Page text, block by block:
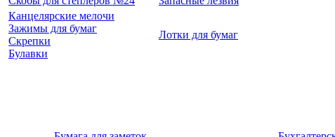
Канцелярские мелочи
Зажимы для бумаг
Скрепки
Булавки
Лотки для бумаг